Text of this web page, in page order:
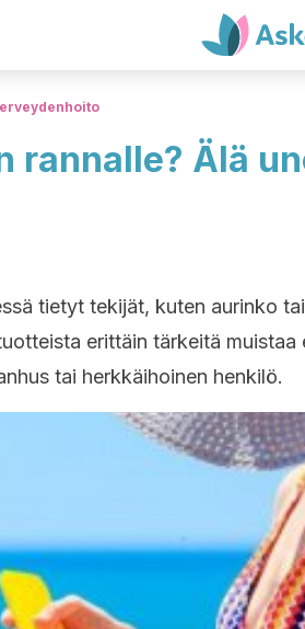
rannalle? Älä
tietyt tekijät, kuten aurinko
erittäin tärkeitä muistaa
tai herkkäihoinen henkilö.